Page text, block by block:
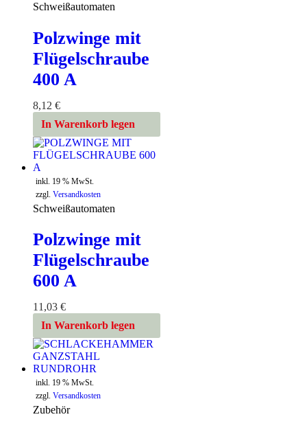
Schweißautomaten
Polzwinge mit
Flügelschraube
400 A
8,12 €
In Warenkorb legen
inkl. 19 % MwSt.
zzgl. Versandkosten
Schweißautomaten
Polzwinge mit
Flügelschraube
600 A
11,03 €
In Warenkorb legen
inkl. 19 % MwSt.
zzgl. Versandkosten
Zubehör